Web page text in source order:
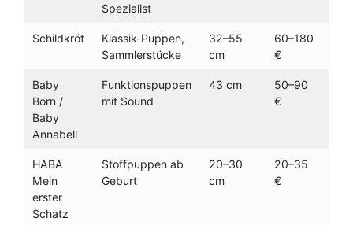
Spezialist
Schildkröt
Klassik-Puppen,
Sammlerstücke
32–55
cm
60–180
€
Baby
Born /
Baby
Annabell
Funktionspuppen
mit Sound
43 cm
50–90
€
HABA
Mein
erster
Schatz
Stoffpuppen ab
Geburt
20–30
cm
20–35
€